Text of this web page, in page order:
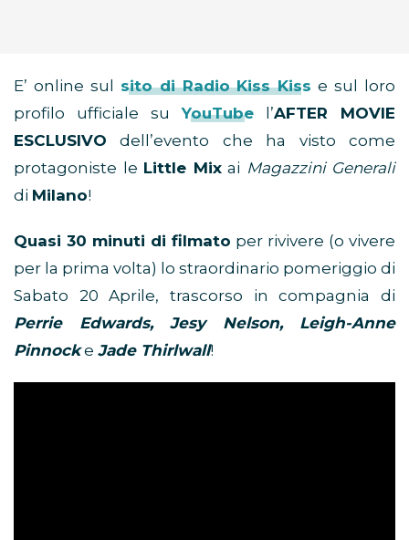
E’ online sul sito di Radio Kiss Kiss e sul loro
profilo ufficiale suYouTube l’AFTER MOVIE
ESCLUSIVO dell’evento che ha visto come
protagoniste le Little Mixai Magazzini Generali
di Milano!
Quasi 30 minuti di filmato per rivivere (o vivere
per la prima volta) lo straordinario pomeriggio di
Sabato 20 Aprile, trascorso in compagnia di
Perrie Edwards, Jesy Nelson, Leigh-Anne
Pinnocke Jade Thirlwall!